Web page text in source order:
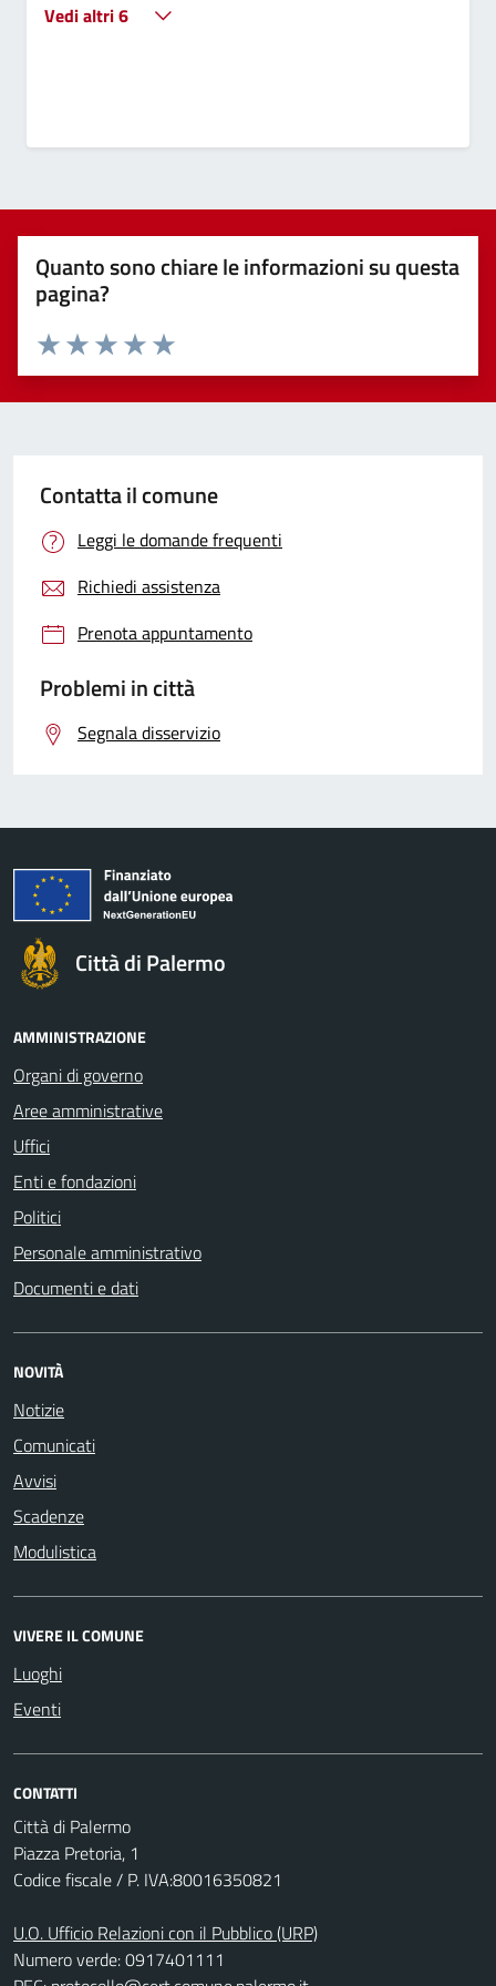
Vedi altri 6
Quanto sono chiare le informazioni su questa
pagina?
Valuta 5 stelle su 5
Valuta 4 stelle su 5
Valuta 3 stelle su 5
Valuta 2 stelle su 5
Valuta 1 stelle su 5
Contatta il comune
Leggi le domande frequenti
Richiedi assistenza
Prenota appuntamento
Problemi in città
Segnala disservizio
Città di Palermo
AMMINISTRAZIONE
Organi di governo
Aree amministrative
Uffici
Enti e fondazioni
Politici
Personale amministrativo
Documenti e dati
NOVITÀ
Notizie
Comunicati
Avvisi
Scadenze
Modulistica
VIVERE IL COMUNE
Luoghi
Eventi
CONTATTI
Città di Palermo
Piazza Pretoria, 1
Codice fiscale / P. IVA:80016350821
U.O. Ufficio Relazioni con il Pubblico (URP)
Numero verde: 0917401111